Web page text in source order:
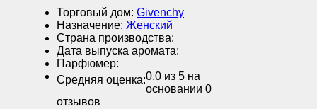
Торговый дом: Givenchy
Назначение: Женский
Страна производства:
Дата выпуска аромата:
Парфюмер:
Средняя оценка:0.0 из 5 на
основании 0
отзывов